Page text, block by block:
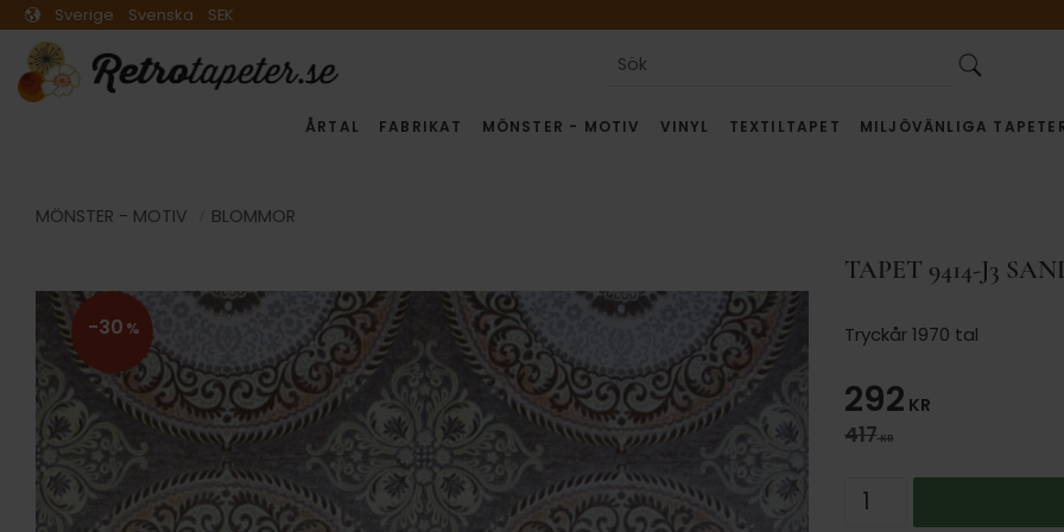
Sverige Svenska SEK
ÅRTAL FABRIKAT MÖNSTER - MOTIV VINYL TEXTILTAPET MILJÖVÄNLIGA
MÖNSTER - MOTIV BLOMMOR
TAPET 9414-J3
Tryckår 1970 tal
30 %
Nedsatt pris:
292 KR
Ordinarie pris:
417KR